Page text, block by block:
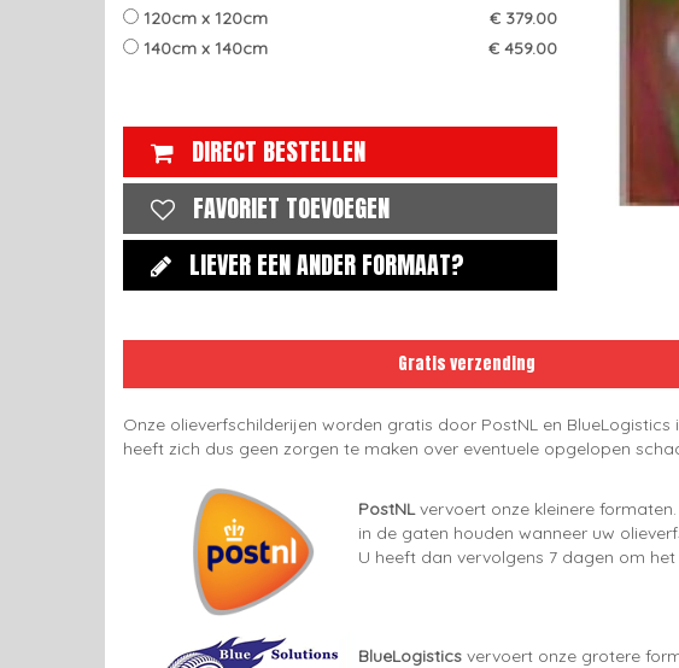
120cm x 120cm
€ 379.00
140cm x 140cm
€ 459.00
DIRECT BESTELLEN
FAVORIET TOEVOEGEN
LIEVER EEN ANDER FORMAAT?
Gratis verzending
Onze olieverfschilderijen worden gratis door PostNL en
heeft zich dus geen zorgen te maken over eventuele opgelopen
PostNLvervoert onze kleinere
in de gaten houden wanneer uw
U heeft dan vervolgens 7 dagen om
BlueLogistics vervoert onze grotere